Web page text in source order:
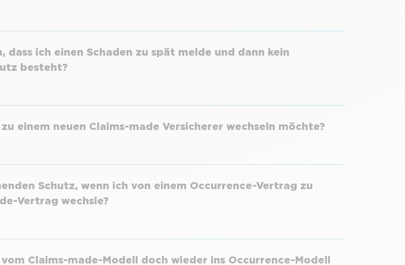
dass ich einen Schaden zu spät melde und dann kein
besteht?
einem neuen Claims-made Versicherer wechseln möchte?
Schutz, wenn ich von einem Occurrence-Vertrag zu
Vertrag wechsle?
Claims-made-Modell doch wieder ins Occurrence-Modell